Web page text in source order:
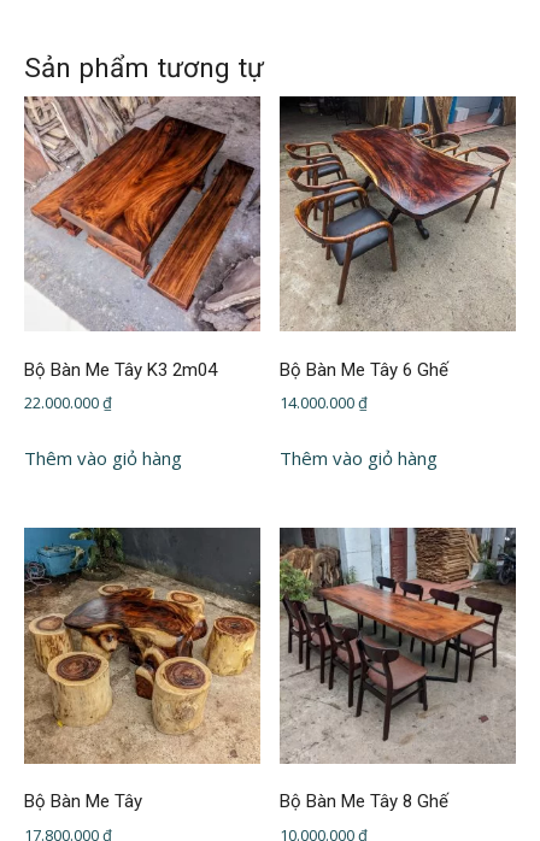
Sản phẩm tương tự
Bộ Bàn Me Tây K3 2m04
22.000.000₫
Thêm vào giỏ hàng
Bộ Bàn Me Tây 6 Ghế
14.000.000₫
Thêm vào giỏ hàng
Bộ Bàn Me Tây
17.800.000₫
Bộ Bàn Me Tây 8 Ghế
10.000.000₫